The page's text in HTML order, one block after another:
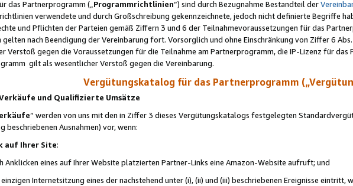
das Partnerprogramm („Programmrichtlinien“) sind durch Bezugnahme Bestandteil der
verwendete und durch Großschreibung gekennzeichnete, jedoch nicht definierte Begriffe
und Pflichten der Parteien gemäß Ziffern 3 und 6 der Teilnahmevoraussetzungen für das
nach Beendigung der Vereinbarung fort. Vorsorglich und ohne Einschränkung von Ziffer 6
Verstoß gegen die Voraussetzungen für die Teilnahme am Partnerprogramm, die IP-Lizenz für
gilt als wesentlicher Verstoß gegen die Vereinbarung.
Vergütungskatalog für das Partnerprogramm
und Qualifizierte Umsätze
“ werden von uns mit den in Ziffer 3 dieses Vergütungskatalogs festgelegten
beschriebenen Ausnahmen) vor, wenn:
auf Ihrer Site:
Anklicken eines auf Ihrer Website platzierten Partner-Links eine Amazon-Website aufruft; und
Internetsitzung eines der nachstehend unter (i), (ii) und (iii) beschriebenen Ereignisse eintritt,